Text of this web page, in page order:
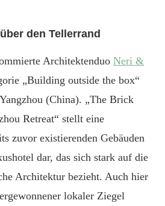
den Tellerrand
Architektenduo Neri &
„Building outside the box“
(China). „The Brick
Retreat“ stellt eine
zuvor existierenden Gebäuden
dar, das sich stark auf die
Architektur bezieht. Auch hier
lokaler Ziegel